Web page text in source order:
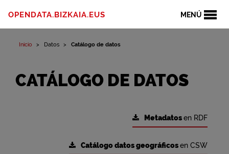
MENÚ
OPENDATA.BIZKAIA.EUS
Inicio Datos Catálogo de datos
CATÁLOGO DE DATOS
Metadatosen RDF
Catálogo datos geográficosen CSW